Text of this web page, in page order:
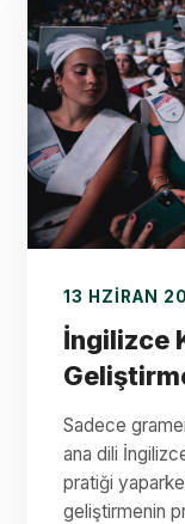
13 HZIRAN
İngilizce
Sadece
ana dili
pratiği
geliştirmenin